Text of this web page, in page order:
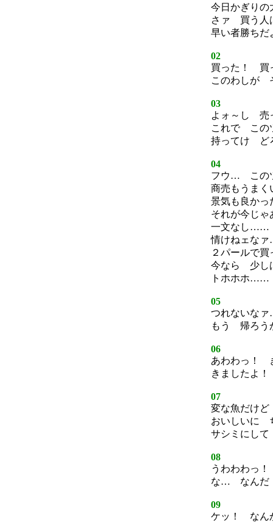
今日かぎりの
さァ 買う人
早い者勝ちだ
02
買った！ 買
このわしが
03
よォ～し 売
これで この
持ってけ ど
04
フウ… この
商売もうまく
景気も良か
それが今じ
一文なし
情けねェな
２パールで
今なら 少し
トホホホ……
05
つれないな
もう 帰ろ
06
あわわっ！
きましたよ
07
変な魚だけ
おいしいに
サシミにし
08
うわわわっ！
な… なんだ
09
ケッ！ なん